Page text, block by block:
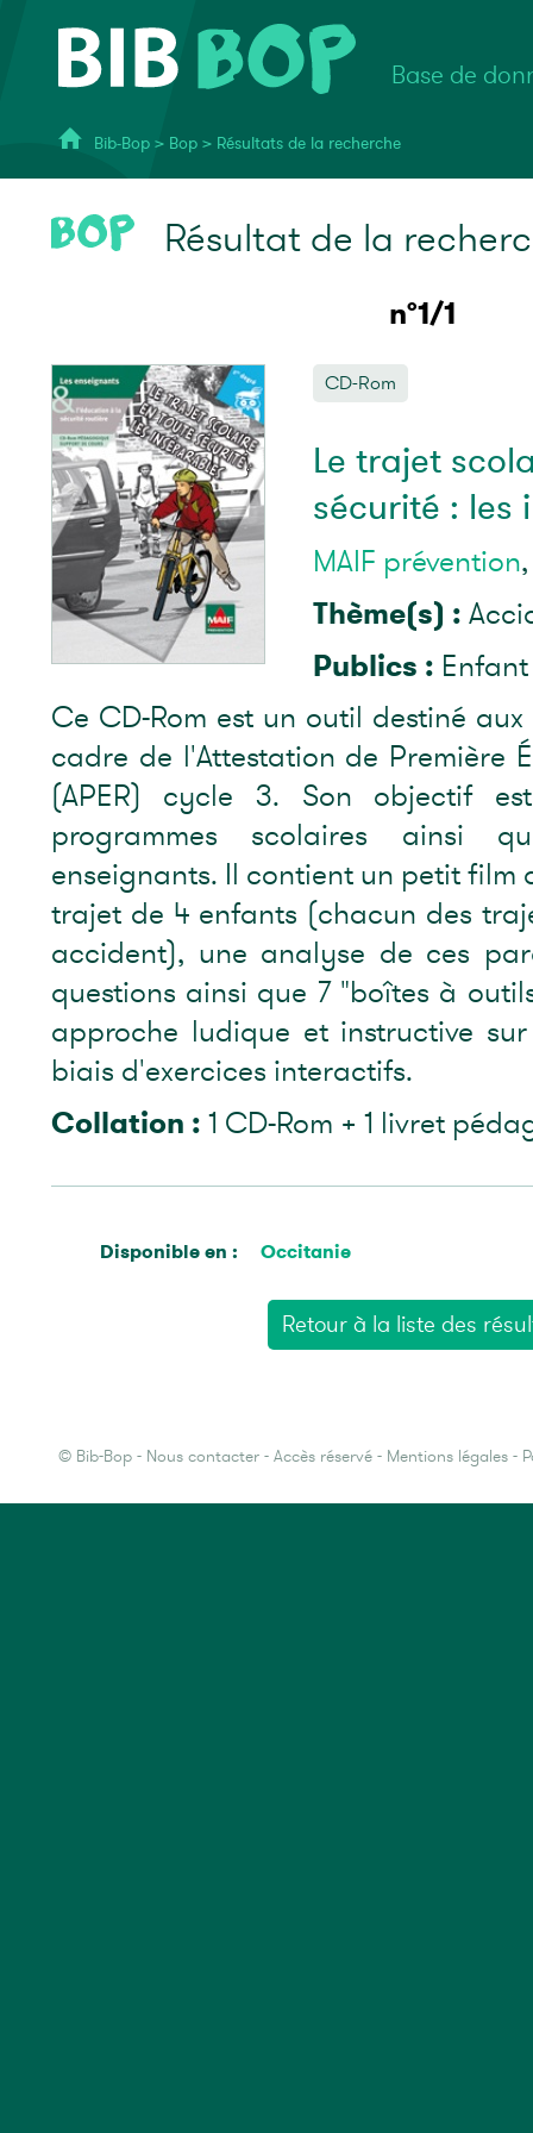
Base de
Bib-Bop > Bop > Résultats de la recherche
Résultat de la
n°1/1
CD-Rom
Le trajet
sécurité : les
MAIF prévention
Thème(s) :
Publics : Enfant
Ce CD-Rom est un outil destiné
cadre de l'Attestation de Première
(APER) cycle 3. Son objectif
programmes scolaires ainsi
enseignants. Il contient un petit film
trajet de 4 enfants (chacun des
accident), une analyse de ces
questions ainsi que 7 "boîtes à
approche ludique et instructive
biais d'exercices interactifs.
Collation : 1 CD-Rom + 1 livret
Disponible en : Occitanie
Retour à la liste des
© Bib-Bop - Nous contacter - Accès réservé - Mentions légales -